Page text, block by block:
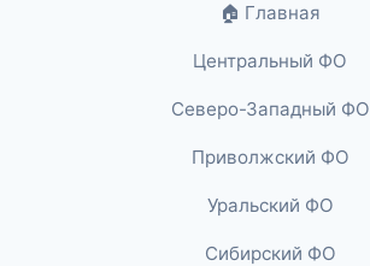
🏠 Главная
Центральный ФО
Северо-Западный ФО
Приволжский ФО
Уральский ФО
Сибирский ФО